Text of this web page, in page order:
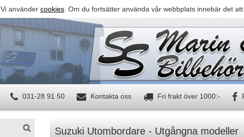
Vi använder cookies. Om du fortsätter använda vår webbplats innebär det att
031-28 91 50 Kontakta oss Fri frakt över 1000:-
Suzuki Utombordare - Utgångna modeller